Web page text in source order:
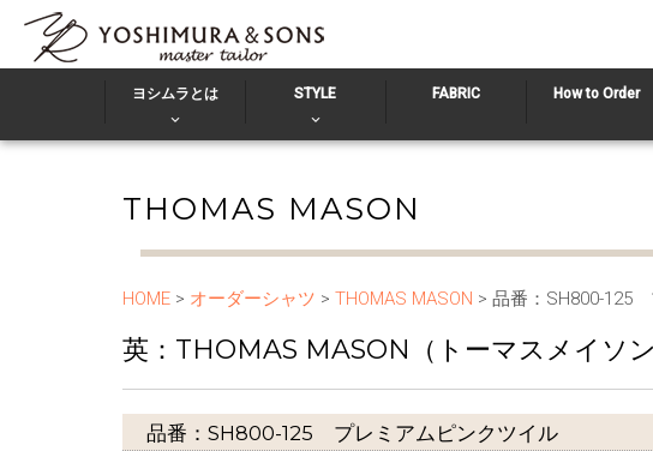
ヨシムラとは STYLE FABRIC How to Order
THOMAS MASON
HOME > オーダーシャツ > THOMAS MASON > 品番：SH800-125
英：THOMAS MASON（トーマスメイソン
品番：SH800-125 プレミアムピンクツイル